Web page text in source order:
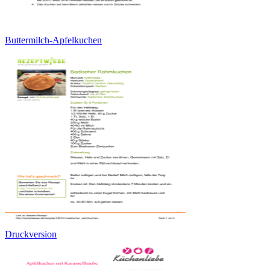
Buttermilch-Apfelkuchen
Druckversion